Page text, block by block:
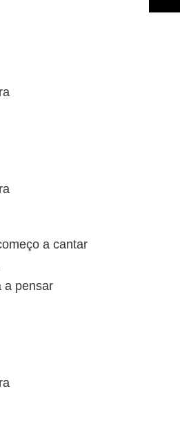
a cantar
a pensar